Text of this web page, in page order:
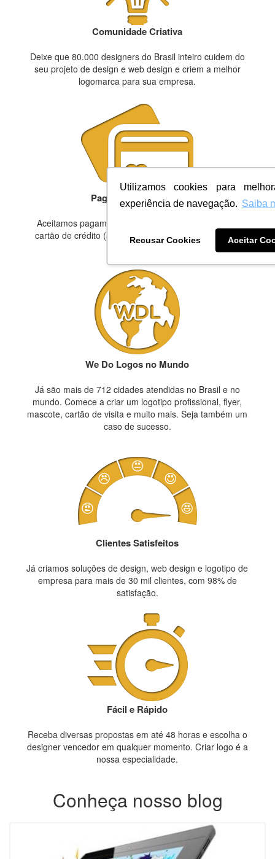
Utilizamos cookies para
experiência de navegação. Saiba
Recusar Cookies Aceitar
Comunidade Criativa
Deixe que 80.000 designers do Brasil inteiro cuidem do
seu projeto de design e web design e criem a melhor
logomarca para sua empresa.
Pagamento Facilitado
Aceitamos pagamentos em boleto, transferência ou
cartão de crédito (até 12 vezes). É simples, prático e
We Do Logos no Mundo
Já são mais de 712 cidades atendidas no Brasil e no
mundo. Comece a criar um logotipo profissional, flyer,
mascote, cartão de visita e muito mais. Seja também um
caso de sucesso.
Clientes Satisfeitos
Já criamos soluções de design, web design e logotipo de
empresa para mais de 30 mil clientes, com 98% de
satisfação.
Fácil e Rápido
Receba diversas propostas em até 48 horas e escolha o
designer vencedor em qualquer momento. Criar logo é a
nossa especialidade.
Conheça nosso blog